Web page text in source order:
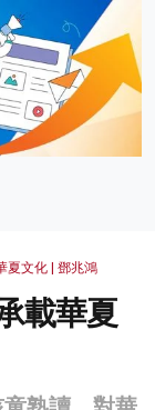
夏文化 | 鄧兆鴻
載華夏